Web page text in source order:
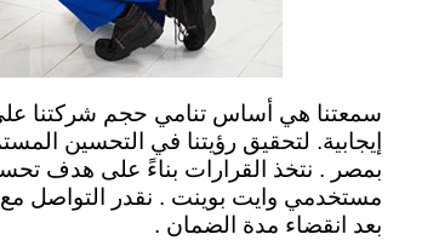
سمعتنا هي أساس تنامي حجم شركتنا علي
إيجابية. لتحقيق رؤيتنا في التحسين
بمصر . نتخذ القرارات بناءً على هدف
مستخدمي وايت بوينت . نقدر التواصل مع
بعد انقضاء مدة الضمان .